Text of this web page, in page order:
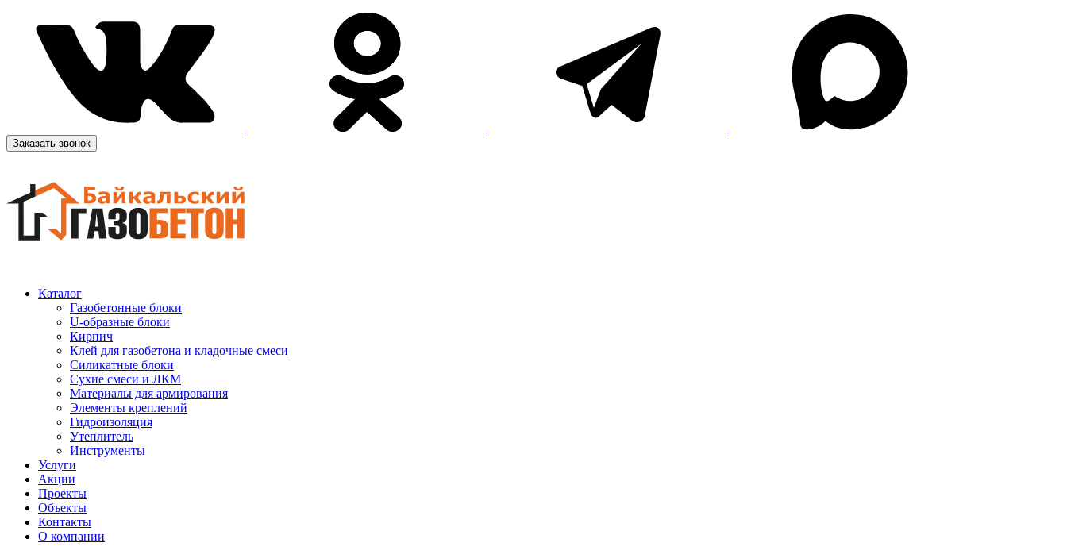
Заказать звонок
Каталог
Газобетонные блоки
U-образные блоки
Кирпич
Клей для газобетона и кладочные смеси
Силикатные блоки
Сухие смеси и ЛКМ
Материалы для армирования
Элементы креплений
Гидроизоляция
Утеплитель
Инструменты
Услуги
Акции
Проекты
Объекты
Контакты
О компании